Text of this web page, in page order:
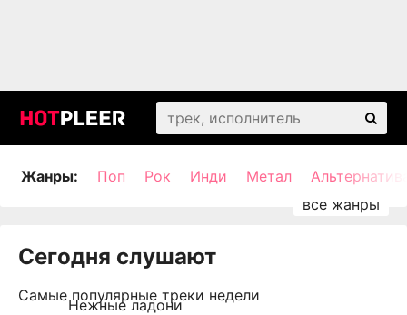
Жанры: Поп Рок Инди Метал
Сегодня слушают
Самые популярные треки недели
Нежные ладони